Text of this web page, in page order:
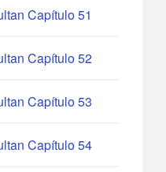
Capítulo 51
Capítulo 52
Capítulo 53
Capítulo 54